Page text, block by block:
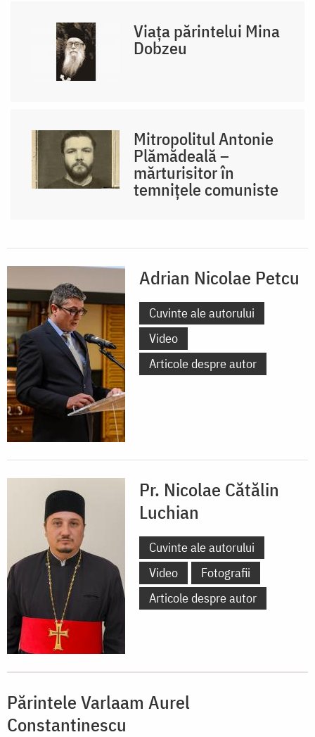
Viața părintelui Mina
Dobzeu
Mitropolitul Antonie
Plămădeală –
mărturisitor în
temnițele comuniste
Adrian Nicolae Petcu
Cuvinte ale autorului
Video
Articole despre autor
Pr. Nicolae Cătălin
Luchian
Cuvinte ale autorului
Video
Fotografii
Articole despre autor
Părintele Varlaam Aurel
Constantinescu